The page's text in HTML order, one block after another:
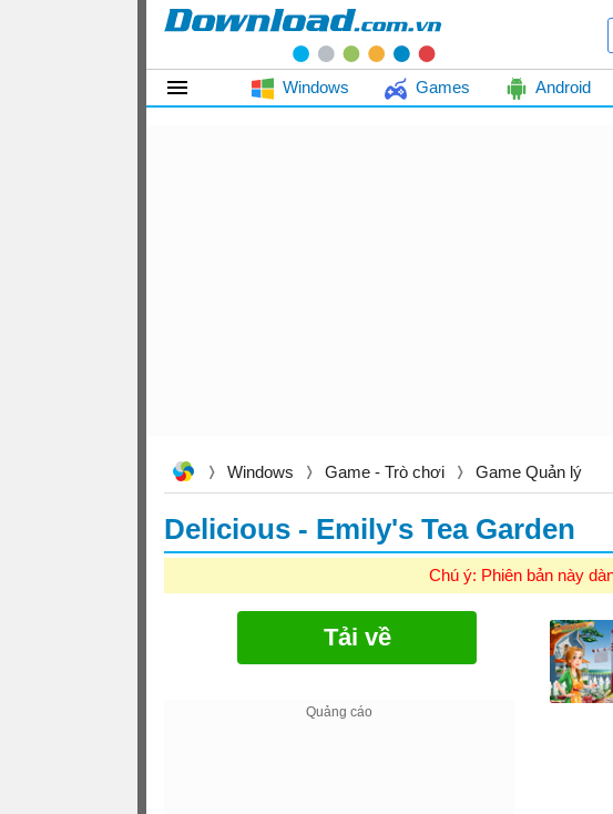
Windows Games Android
Windows Game - Trò chơi Game Quản lý
Delicious - Emily's Tea Garden
Chú ý: Phiên bản này
Tải về